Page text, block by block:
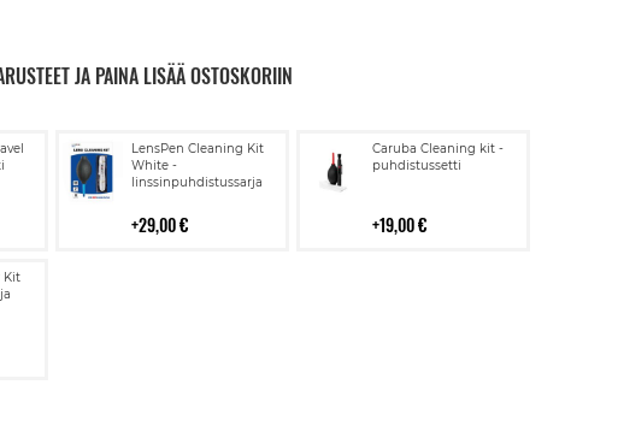
JA PAINA LISÄÄ OSTOSKORIIN
LensPen Cleaning Kit
White -
linssinpuhdistussarja
29,00 €
Lisää
ostoskoriin
Caruba Cleaning kit -
puhdistussetti
19,00 €
Lisää
ostoskoriin
Kit